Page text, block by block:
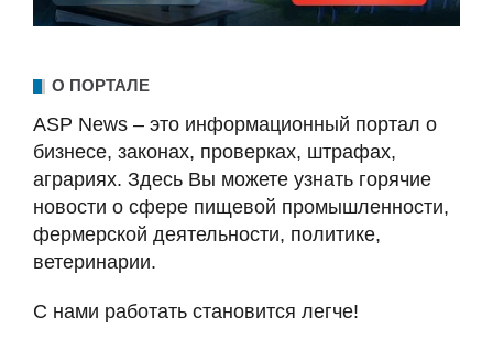
О ПОРТАЛЕ
ASP News – это информационный портал о
бизнесе, законах, проверках, штрафах,
аграриях. Здесь Вы можете узнать горячие
новости о сфере пищевой промышленности,
фермерской деятельности, политике,
ветеринарии.
С нами работать становится легче!